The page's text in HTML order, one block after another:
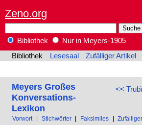
Zeno.org
Bibliothek
Nur in Meyers-1905
Bibliothek
Lesesaal Zufälliger Artikel
<<
Meyers Großes
Konversations-
Lexikon
Vorwort Stichwörter Faksimiles